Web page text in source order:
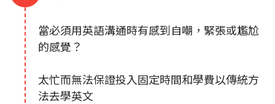
當必須用英語溝通時有感到自嘲，緊張或尷尬
的感覺？
太忙而無法保證投入固定時間和學費以傳統方
法去學英文